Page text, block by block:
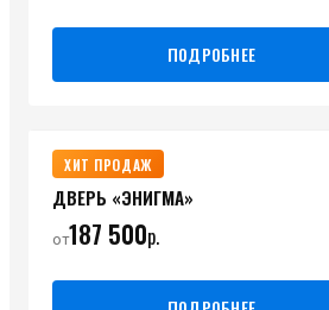
ПОДРОБНЕЕ
ХИТ ПРОДАЖ
ДВЕРЬ «ЭНИГМА»
от187 500р.